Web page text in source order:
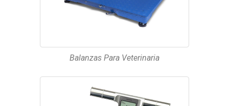
Balanzas Para Veterinaria